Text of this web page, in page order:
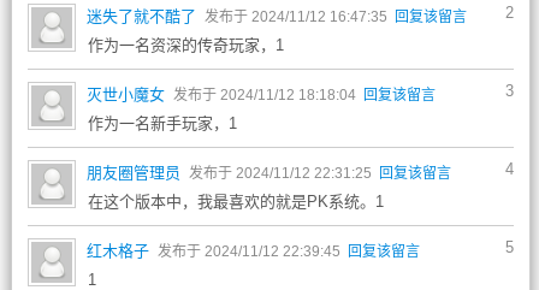
2
迷失了就不酷了 发布于 2024/11/12 16:47:35 回复该留言
作为一名资深的传奇玩家，1
3
灭世小魔女 发布于 2024/11/12 18:18:04 回复该留言
作为一名新手玩家，1
4
朋友圈管理员 发布于 2024/11/12 22:31:25 回复该留言
在这个版本中，我最喜欢的就是PK系统。1
5
红木格子 发布于 2024/11/12 22:39:45 回复该留言
1